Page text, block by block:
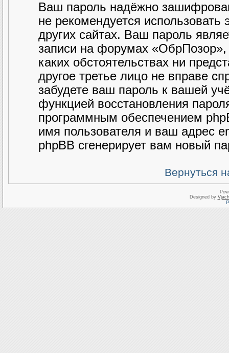
Ваш пароль надёжно
не рекомендуется
других сайтах. Ваш пароль
записи на форумах «ОбрПозор»,
каких обстоятельствах ни
другое третье лицо не вправе
забудете ваш пароль к вашей
функцией восстановления
программным обеспечением
имя пользователя и ваш адрес
phpBB сгенерирует вам новый
Вернуться
Designed by